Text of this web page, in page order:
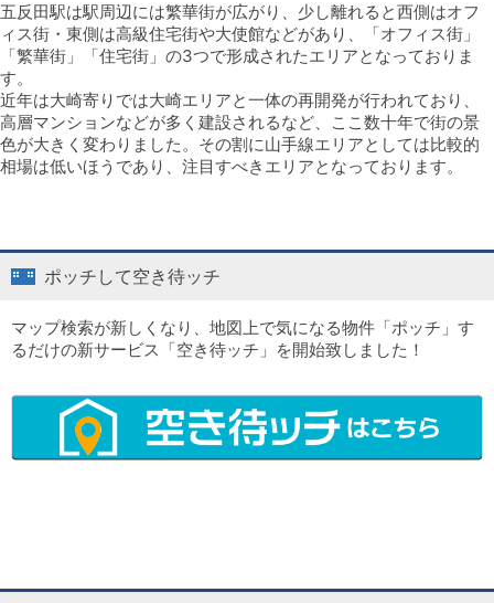
五反田駅は駅周辺には繁華街が広がり、少し離れると西側はオフ
ィス街・東側は高級住宅街や大使館などがあり、「オフィス街」
「繁華街」「住宅街」の3つで形成されたエリアとなっておりま
す。
近年は大崎寄りでは大崎エリアと一体の再開発が行われており、
高層マンションなどが多く建設されるなど、ここ数十年で街の景
色が大きく変わりました。その割に山手線エリアとしては比較的
相場は低いほうであり、注目すべきエリアとなっております。
ポッチして空き待ッチ
マップ検索が新しくなり、地図上で気になる物件「ポッチ」す
るだけの新サービス「空き待ッチ」を開始致しました！